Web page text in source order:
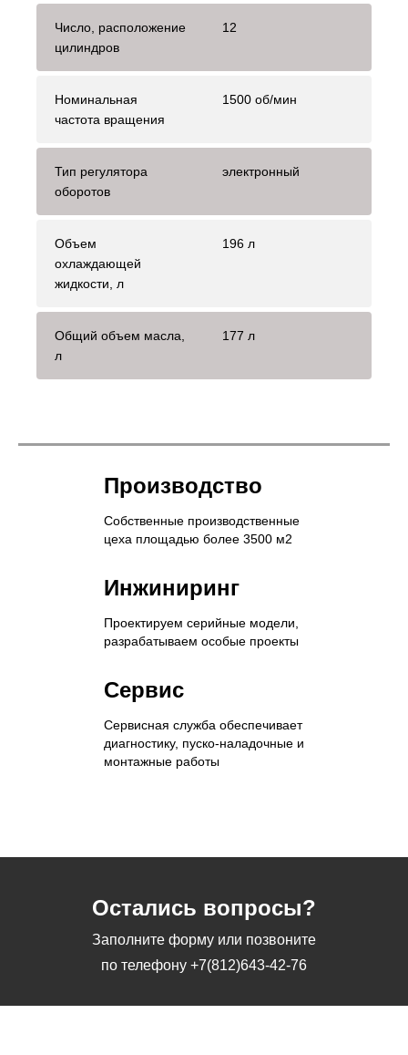
Число, расположение
цилиндров
12
Номинальная
частота вращения
1500 об/мин
Тип регулятора
оборотов
электронный
Объем
охлаждающей
жидкости, л
196 л
Общий объем масла,
л
177 л
Производство
Собственные производственные
цеха площадью более 3500 м2
Инжиниринг
Проектируем серийные модели,
разрабатываем особые проекты
Сервис
Сервисная служба обеспечивает
диагностику, пуско-наладочные и
монтажные работы
Остались вопросы?
Заполните форму или позвоните
по телефону +7(812)643-42-76